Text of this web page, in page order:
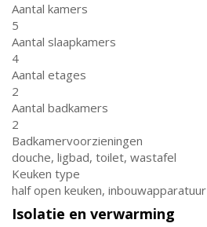
Aantal kamers
5
Aantal slaapkamers
4
Aantal etages
2
Aantal badkamers
2
Badkamervoorzieningen
douche, ligbad, toilet, wastafel
Keuken type
half open keuken, inbouwapparatuur
Isolatie en verwarming